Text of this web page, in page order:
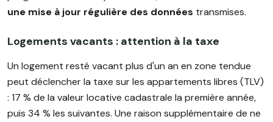
une mise à jour régulière des données transmises.
Logements vacants : attention à la taxe
Un logement resté vacant plus d'un an en zone tendue
peut déclencher la taxe sur les appartements libres (TLV)
: 17 % de la valeur locative cadastrale la première année,
puis 34 % les suivantes. Une raison supplémentaire de ne